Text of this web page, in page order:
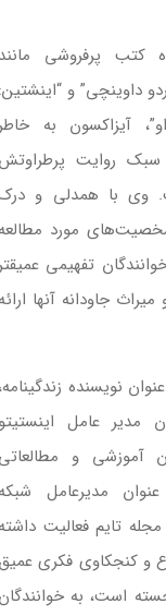
مانند
و “اینشتین:
به خاطر
پرطراوتش
همدلی و درک
مورد مطالعه
تفهیمی عمیقتر
آنها ارائه
زندگینامه،
عامل اینستیتو
و مطالعاتی
شبکه
فعالیت داشته
فکری عمیق
به خوانندگان